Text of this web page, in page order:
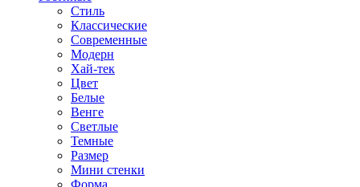
Стиль
Классические
Современные
Модерн
Хай-тек
Цвет
Белые
Венге
Светлые
Темные
Размер
Мини стенки
Форма